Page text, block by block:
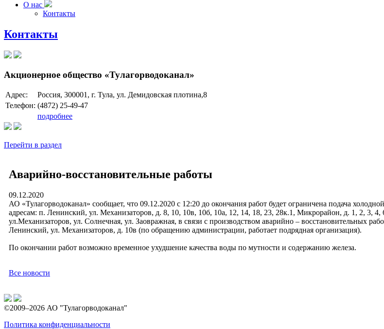
О нас
Контакты
Контакты
Акционерное общество «Тулагорводоканал»
Адрес:
Россия, 300001, г. Тула, ул. Демидовская плотина,8
Телефон: (4872) 25-49-47
подробнее
Перейти в раздел
Аварийно-восстановительные работы
09.12.2020
АО «Тулагорводоканал» сообщает, что 09.12.2020 с 12:20 до окончания работ будет ограничена подача
адресам: п. Ленинский, ул. Механизаторов, д. 8, 10, 10в, 10б, 10а, 12, 14, 18, 23, 28к.1, Микрорайон, д. 1, 2, 3, 4,
ул.Механизаторов, ул. Солнечная, ул. Заовражная, в связи с производством аварийно – восстановительных
Ленинский, ул. Механизаторов, д. 10в (по обращению администрации, работает подрядная организация).
По окончании работ возможно временное ухудшение качества воды по мутности и содержанию железа.
Все новости
©2009–2026 АО "Тулагорводоканал"
Политика конфиденциальности